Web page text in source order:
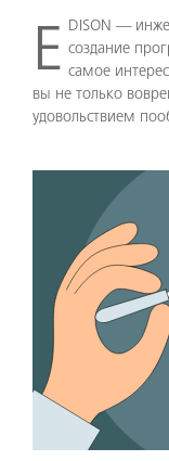
EDISON — инженеры-единомышленники, для нас создание
самое
вы не только
удовольствием